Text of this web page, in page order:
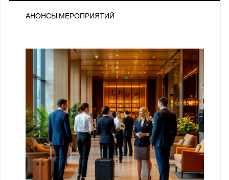
АНОНСЫ МЕРОПРИЯТИЙ